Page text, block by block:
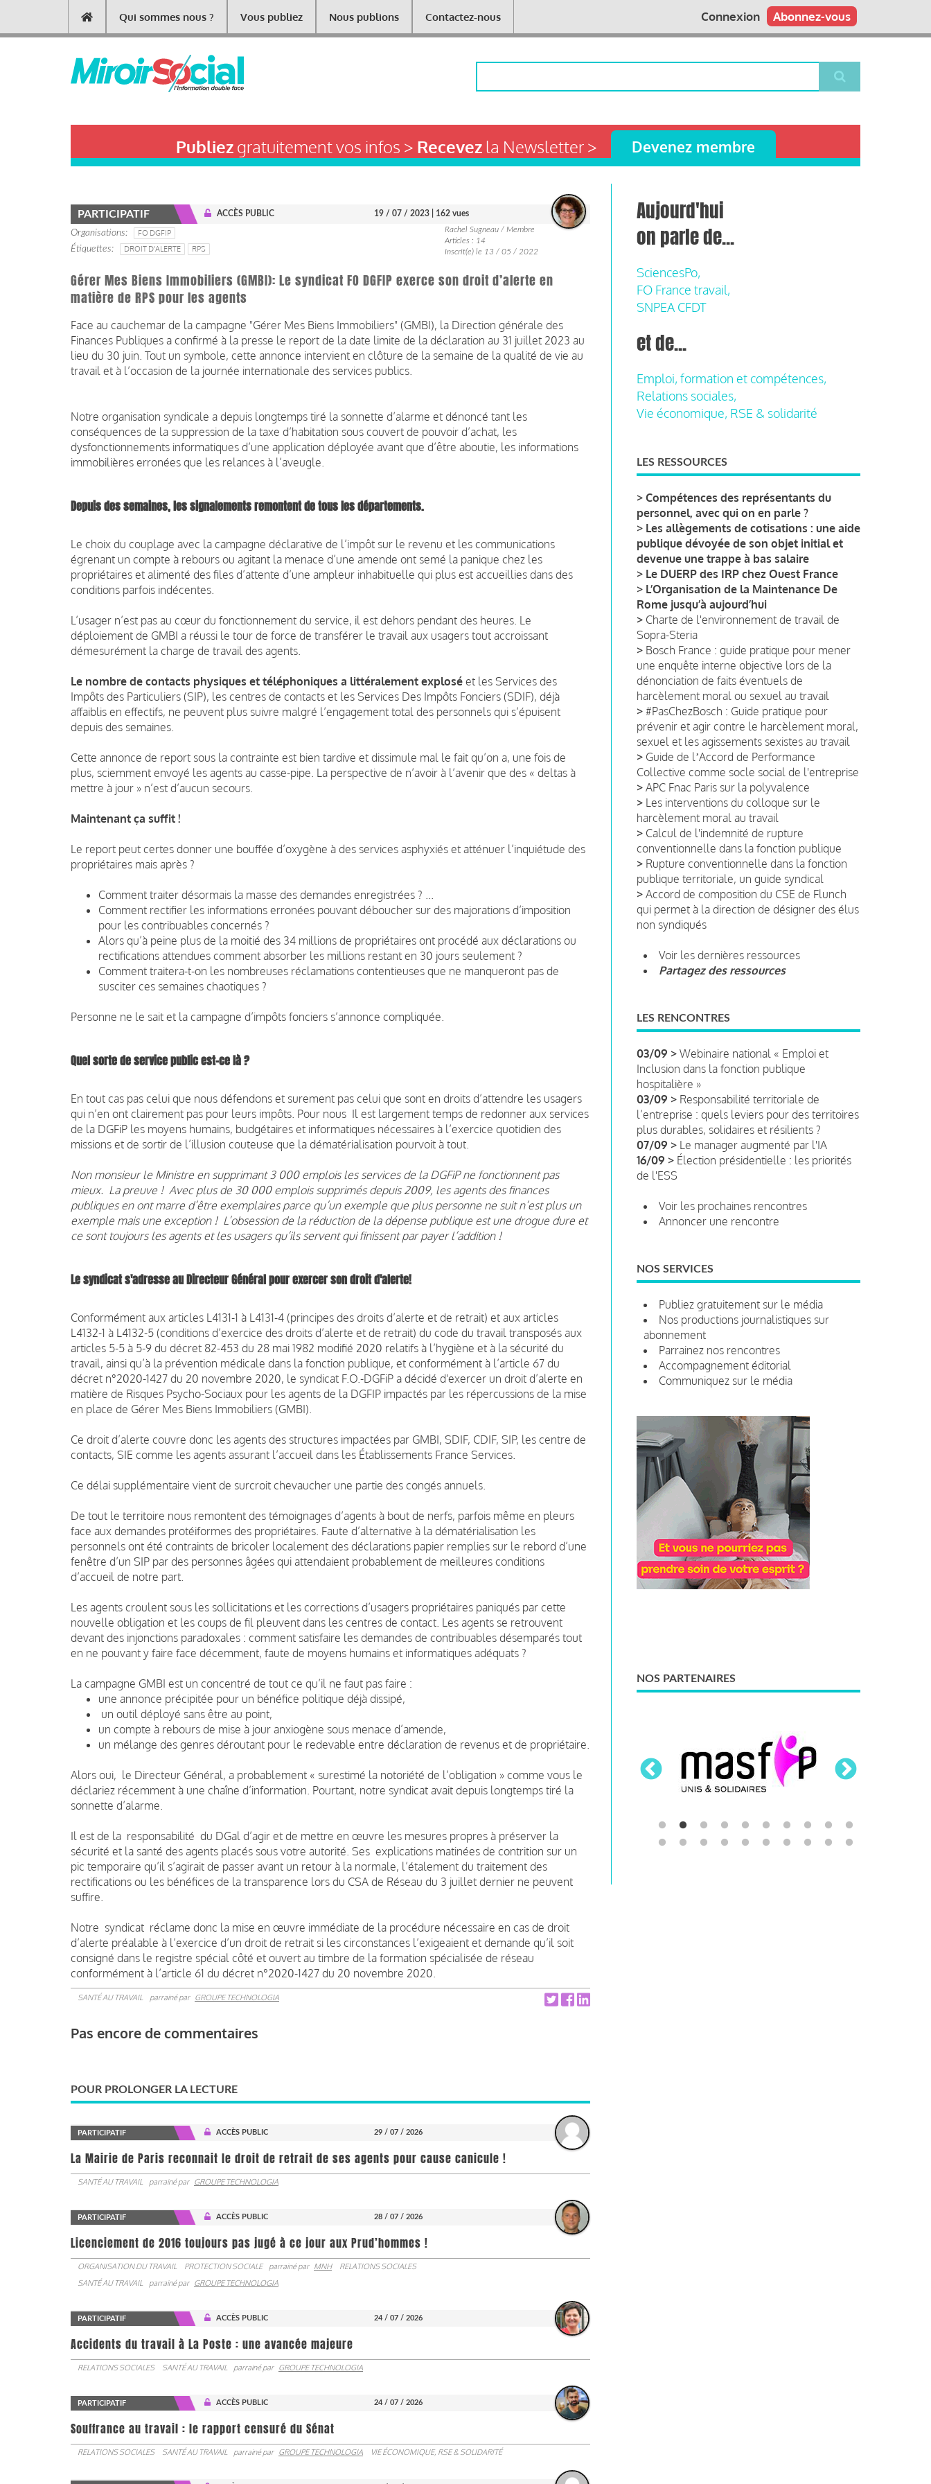
contenu
Main
navigation
Qui sommes nous ? Vous publiez Nous publions Contactez-nous Abonnez-vous
Connexion
Publiezgratuitement vos infos > Recevezla Newsletter > Devenez membre
PARTICIPATIF ACCÈS PUBLIC 19 / 07 / 2023 | 162 vues
Organisations
FO DGFIP
Étiquettes
DROIT D'ALERTE RPS
Rachel Sugneau / Membre
Articles : 14
Inscrit(e) le 13 / 05 / 2022
Gérer Mes Biens Immobiliers (GMBI): Le syndicat FO DGFIP exerce son droit d’alerte en
matière de RPS pour les agents
Face au cauchemar de la campagne "Gérer Mes Biens Immobiliers" (GMBI), la Direction générale des
Finances Publiques a confirmé à la presse le report de la date limite de la déclaration au 31 juillet 2023 au
lieu du 30 juin. Tout un symbole, cette annonce intervient en clôture de la semaine de la qualité de vie au
travail et à l’occasion de la journée internationale des services publics.
Notre organisation syndicale a depuis longtemps tiré la sonnette d’alarme et dénoncé tant les
conséquences de la suppression de la taxe d’habitation sous couvert de pouvoir d’achat, les
dysfonctionnements informatiques d’une application déployée avant que d’être aboutie, les informations
immobilières erronées que les relances à l’aveugle.
Depuis des semaines, les signalements remontent de tous les départements.
Le choix du couplage avec la campagne déclarative de l’impôt sur le revenu et les communications
égrenant un compte à rebours ou agitant la menace d’une amende ont semé la panique chez les
propriétaires et alimenté des files d’attente d’une ampleur inhabituelle qui plus est accueillies dans des
conditions parfois indécentes.
L’usager n’est pas au cœur du fonctionnement du service, il est dehors pendant des heures. Le
déploiement de GMBI a réussi le tour de force de transférer le travail aux usagers tout accroissant
démesurément la charge de travail des agents.
Le nombre de contacts physiques et téléphoniques a littéralement explosé et les Services des
Impôts des Particuliers (SIP), les centres de contacts et les Services Des Impôts Fonciers (SDIF), déjà
affaiblis en effectifs, ne peuvent plus suivre malgré l’engagement total des personnels qui s’épuisent
depuis des semaines.
Cette annonce de report sous la contrainte est bien tardive et dissimule mal le fait qu’on a, une fois de
plus, sciemment envoyé les agents au casse-pipe. La perspective de n’avoir à l’avenir que des « deltas à
mettre à jour » n’est d’aucun secours.
Maintenant ça suffit !
Le report peut certes donner une bouffée d’oxygène à des services asphyxiés et atténuer l’inquiétude des
propriétaires mais après ?
Comment traiter désormais la masse des demandes enregistrées ? ...
Comment rectifier les informations erronées pouvant déboucher sur des majorations d’imposition
pour les contribuables concernés ?
Alors qu’à peine plus de la moitié des 34 millions de propriétaires ont procédé aux déclarations ou
rectifications attendues comment absorber les millions restant en 30 jours seulement ?
Comment traitera-t-on les nombreuses réclamations contentieuses que ne manqueront pas de
susciter ces semaines chaotiques ?
Personne ne le sait et la campagne d’impôts fonciers s’annonce compliquée.
Quel sorte de service public est-ce là ?
En tout cas pas celui que nous défendons et surement pas celui que sont en droits d’attendre les usagers
qui n’en ont clairement pas pour leurs impôts. Pour nous Il est largement temps de redonner aux services
de la DGFiP les moyens humains, budgétaires et informatiques nécessaires à l’exercice quotidien des
missions et de sortir de l’illusion couteuse que la dématérialisation pourvoit à tout.
Non monsieur le Ministre en supprimant 3 000 emplois les services de la DGFiP ne fonctionnent pas
mieux. La preuve ! Avec plus de 30 000 emplois supprimés depuis 2009, les agents des finances
publiques en ont marre d’être exemplaires parce qu’un exemple que plus personne ne suit n’est plus un
exemple mais une exception ! L’obsession de la réduction de la dépense publique est une drogue dure et
ce sont toujours les agents et les usagers qu’ils servent qui finissent par payer l’addition !
Le syndicat s'adresse au Directeur Général pour exercer son droit d'alerte!
Conformément aux articles L4131-1 à L4131-4 (principes des droits d’alerte et de retrait) et aux articles
L4132-1 à L4132-5 (conditions d’exercice des droits d’alerte et de retrait) du code du travail transposés aux
articles 5-5 à 5-9 du décret 82-453 du 28 mai 1982 modifié 2020 relatifs à l’hygiène et à la sécurité du
travail, ainsi qu’à la prévention médicale dans la fonction publique, et conformément à l’article 67 du
décret n°2020-1427 du 20 novembre 2020, le syndicat F.O.-DGFiP a décidé d'exercer un droit d’alerte en
matière de Risques Psycho-Sociaux pour les agents de la DGFIP impactés par les répercussions de la mise
en place de Gérer Mes Biens Immobiliers (GMBI).
Ce droit d’alerte couvre donc les agents des structures impactées par GMBI, SDIF, CDIF, SIP, les centre de
contacts, SIE comme les agents assurant l’accueil dans les Établissements France Services.
Ce délai supplémentaire vient de surcroit chevaucher une partie des congés annuels.
De tout le territoire nous remontent des témoignages d’agents à bout de nerfs, parfois même en pleurs
face aux demandes protéiformes des propriétaires. Faute d’alternative à la dématérialisation les
personnels ont été contraints de bricoler localement des déclarations papier remplies sur le rebord d’une
fenêtre d’un SIP par des personnes âgées qui attendaient probablement de meilleures conditions
d’accueil de notre part.
Les agents croulent sous les sollicitations et les corrections d’usagers propriétaires paniqués par cette
nouvelle obligation et les coups de fil pleuvent dans les centres de contact. Les agents se retrouvent
devant des injonctions paradoxales : comment satisfaire les demandes de contribuables désemparés tout
en ne pouvant y faire face décemment, faute de moyens humains et informatiques adéquats ?
La campagne GMBI est un concentré de tout ce qu’il ne faut pas faire :
une annonce précipitée pour un bénéfice politique déjà dissipé,
un outil déployé sans être au point,
un compte à rebours de mise à jour anxiogène sous menace d’amende,
un mélange des genres déroutant pour le redevable entre déclaration de revenus et de propriétaire.
Alors oui, le Directeur Général, a probablement « surestimé la notoriété de l’obligation » comme vous le
déclariez récemment à une chaîne d’information. Pourtant, notre syndicat avait depuis longtemps tiré la
sonnette d’alarme.
Il est de la responsabilité du DGal d’agir et de mettre en œuvre les mesures propres à préserver la
sécurité et la santé des agents placés sous votre autorité. Ses explications matinées de contrition sur un
pic temporaire qu’il s’agirait de passer avant un retour à la normale, l’étalement du traitement des
rectifications ou les bénéfices de la transparence lors du CSA de Réseau du 3 juillet dernier ne peuvent
suffire.
Notre syndicat réclame donc la mise en œuvre immédiate de la procédure nécessaire en cas de droit
d’alerte préalable à l’exercice d’un droit de retrait si les circonstances l’exigeaient et demande qu’il soit
consigné dans le registre spécial côté et ouvert au timbre de la formation spécialisée de réseau
conformément à l’article 61 du décret n°2020-1427 du 20 novembre 2020.
SANTÉ AU TRAVAIL parrainé par GROUPE TECHNOLOGIA
Pas encore de commentaires
POUR PROLONGER LA LECTURE
PARTICIPATIF ACCÈS PUBLIC 29 / 07 / 2026
La Mairie de Paris reconnait le droit de retrait de ses agents pour cause canicule !
SANTÉ AU TRAVAIL parrainé par GROUPE TECHNOLOGIA
PARTICIPATIF ACCÈS PUBLIC 28 / 07 / 2026
Licenciement de 2016 toujours pas jugé à ce jour aux Prud’hommes !
ORGANISATION DU TRAVAIL PROTECTION SOCIALE parrainé par MNH
RELATIONS SOCIALES
SANTÉ AU TRAVAIL
parrainé par GROUPE TECHNOLOGIA
PARTICIPATIF ACCÈS PUBLIC 24 / 07 / 2026
Accidents du travail à La Poste : une avancée majeure
RELATIONS SOCIALES SANTÉ AU TRAVAIL parrainé par GROUPE TECHNOLOGIA
PARTICIPATIF ACCÈS PUBLIC 24 / 07 / 2026
Souffrance au travail : le rapport censuré du Sénat
RELATIONS SOCIALES SANTÉ AU TRAVAIL parrainé par GROUPE TECHNOLOGIA VIE ÉCONOMIQUE, RSE & SOLIDARITÉ
Aujourd'hui
on parle de...
SciencesPo,
FO France travail,
SNPEA CFDT
et de...
Emploi, formation et compétences,
Relations sociales,
Vie économique, RSE & solidarité
LES RESSOURCES
> Compétences des représentants du
personnel, avec qui on en parle ?
> Les allègements de cotisations : une aide
publique dévoyée de son objet initial et
devenue une trappe à bas salaire
> Le DUERP des IRP chez Ouest France
> L’Organisation de la Maintenance De
Rome jusqu’à aujourd’hui
> Charte de l'environnement de travail de
Sopra-Steria
> Bosch France : guide pratique pour mener
une enquête interne objective lors de la
dénonciation de faits éventuels de
harcèlement moral ou sexuel au travail
> #PasChezBosch : Guide pratique pour
prévenir et agir contre le harcèlement moral,
sexuel et les agissements sexistes au travail
> Guide de lʼAccord de Performance
Collective comme socle social de l'entreprise
> APC Fnac Paris sur la polyvalence
> Les interventions du colloque sur le
harcèlement moral au travail
> Calcul de l'indemnité de rupture
conventionnelle dans la fonction publique
> Rupture conventionnelle dans la fonction
publique territoriale, un guide syndical
> Accord de composition du CSE de Flunch
qui permet à la direction de désigner des élus
non syndiqués
Voir les dernières ressources
Partagez des ressources
LES RENCONTRES
03/09 > Webinaire national « Emploi et
Inclusion dans la fonction publique
hospitalière »
03/09 > Responsabilité territoriale de
l’entreprise : quels leviers pour des territoires
plus durables, solidaires et résilients ?
07/09 > Le manager augmenté par l'IA
16/09 > Élection présidentielle : les priorités
de l'ESS
Voir les prochaines rencontres
Annoncer une rencontre
NOS SERVICES
Publiez gratuitement sur le média
Nos productions journalistiques sur
abonnement
Parrainez nos rencontres
Accompagnement éditorial
Communiquez sur le média
NOS PARTENAIRES